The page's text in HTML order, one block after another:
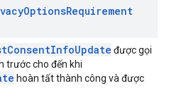
OptionsRequirement
được gọi
trước cho đến khi
hoàn tất thành công và được